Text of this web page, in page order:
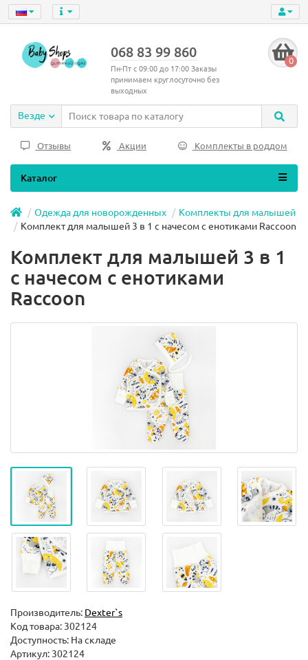
068 83 99 860
Пн-Пт с 09:00 до 17:00 Заказы
принимаем круглосуточно без
выходных
0
Везде
Отзывы Акции Комплекты в роддом
Каталог
Одежда для новорожденных
Комплекты для малышей
Комплект для малышей 3 в 1 с начесом с енотиками Raccoon
Комплект для малышей 3 в 1
с начесом с енотиками
Raccoon
Производитель: Dexter`s
Код товара: 302124
Доступность: На складе
Артикул: 302124